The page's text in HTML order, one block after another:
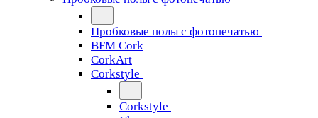
Пробковые полы с фотопечатью
BFM Cork
CorkArt
Corkstyle
Corkstyle